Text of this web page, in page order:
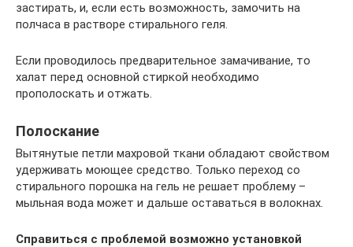
застирать, и, если есть возможность, замочить на
полчаса в растворе стирального геля.
Если проводилось предварительное замачивание, то
халат перед основной стиркой необходимо
прополоскать и отжать.
Полоскание
Вытянутые петли махровой ткани обладают свойством
удерживать моющее средство. Только переход со
стирального порошка на гель не решает проблему –
мыльная вода может и дальше оставаться в волокнах.
Справиться с проблемой возможно установкой